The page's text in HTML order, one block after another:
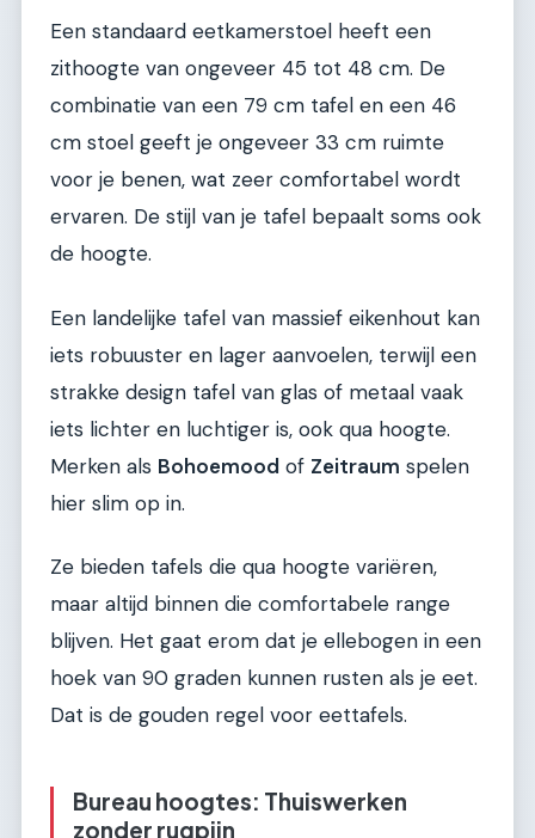
Een standaard eetkamerstoel heeft een
zithoogte van ongeveer 45 tot 48 cm. De
combinatie van een 79 cm tafel en een 46
cm stoel geeft je ongeveer 33 cm ruimte
voor je benen, wat zeer comfortabel wordt
ervaren. De stijl van je tafel bepaalt soms ook
de hoogte.
Een landelijke tafel van massief eikenhout kan
iets robuuster en lager aanvoelen, terwijl een
strakke design tafel van glas of metaal vaak
iets lichter en luchtiger is, ook qua hoogte.
Merken als Bohoemood of Zeitraum spelen
hier slim op in.
Ze bieden tafels die qua hoogte variëren,
maar altijd binnen die comfortabele range
blijven. Het gaat erom dat je ellebogen in een
hoek van 90 graden kunnen rusten als je eet.
Dat is de gouden regel voor eettafels.
Bureau hoogtes: Thuiswerken
zonder rugpijn